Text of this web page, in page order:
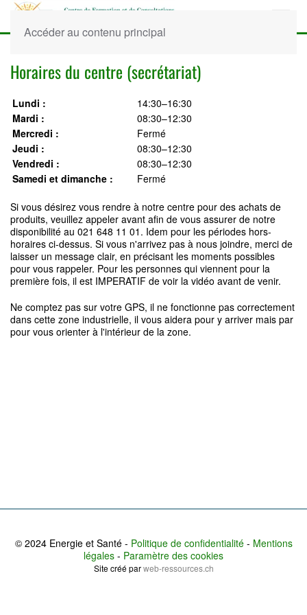
Accéder au contenu principal
Horaires du centre (secrétariat)
Lundi :
14:30–16:30
Mardi :
08:30–12:30
Mercredi :
Fermé
Jeudi :
08:30–12:30
Vendredi :
08:30–12:30
Samedi et dimanche :
Fermé
Si vous désirez vous rendre à notre centre pour des achats de
produits, veuillez appeler avant afin de vous assurer de notre
disponibilité au 021 648 11 01. Idem pour les périodes hors-
horaires ci-dessus. Si vous n'arrivez pas à nous joindre, merci de
laisser un message clair, en précisant les moments possibles
pour vous rappeler. Pour les personnes qui viennent pour la
première fois, il est IMPERATIF de voir la vidéo avant de venir.
Ne comptez pas sur votre GPS, il ne fonctionne pas correctement
dans cette zone industrielle, il vous aidera pour y arriver mais par
pour vous orienter à l'intérieur de la zone.
© 2024 Energie et Santé - Politique de confidentialité- Mentions
légales - Paramètre des cookies
Site créé parweb-ressources.ch